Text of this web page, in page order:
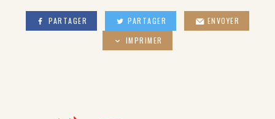
PARTAGER PARTAGER
ENVOYER
IMPRIMER